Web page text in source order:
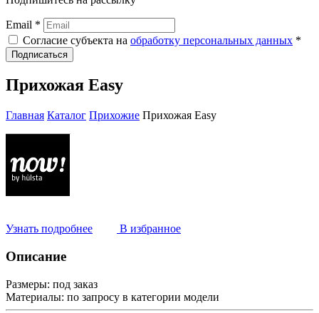
Email *
Согласие субъекта на обработку персональных данных *
Подписаться
Прихожая Easy
Главная Каталог Прихожие Прихожая Easy
Узнать подробнее В избранное
Описание
Размеры: под заказ
Материалы: по запросу в категории модели